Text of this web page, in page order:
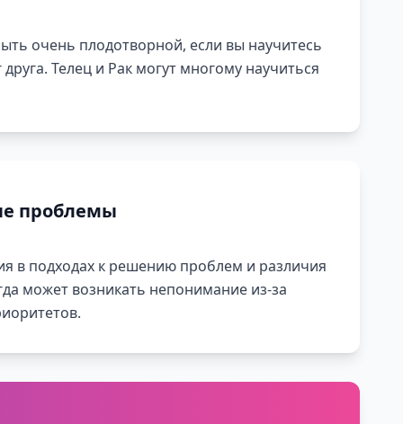
очень плодотворной, если вы научитесь
Телец и Рак могут многому научиться
проблемы
в подходах к решению проблем и различия
может возникать непонимание из-за